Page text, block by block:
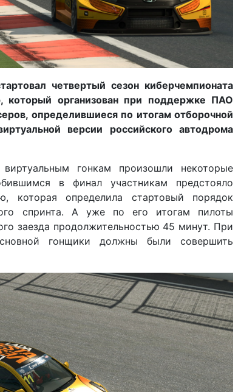
четвертый сезон киберчемпионата
который организован при поддержке ПАО
определившиеся по итогам отборочной
версии российского автодрома
гонкам произошли некоторые
в финал участникам предстояло
которая определила стартовый порядок
спринта. А уже по его итогам пилоты
заезда продолжительностью 45 минут. При
гонщики должны были совершить